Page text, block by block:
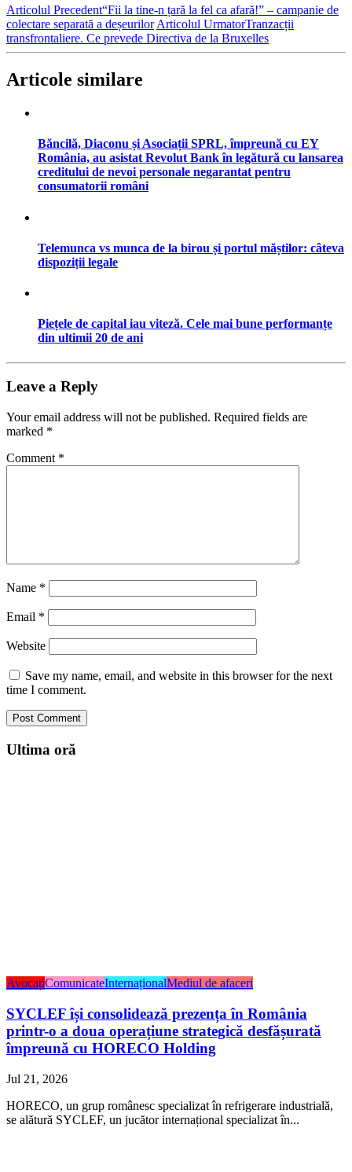
Articolul Precedent“Fii la tine-n țară la fel ca afară!” – campanie de
colectare separată a deșeurilor Articolul UrmatorTranzacții
transfrontaliere. Ce prevede Directiva de la Bruxelles
Articole similare
Băncilă, Diaconu și Asociații SPRL, împreună cu EY
România, au asistat Revolut Bank în legătură cu lansarea
creditului de nevoi personale negarantat pentru
consumatorii români
Telemunca vs munca de la birou și portul măștilor: câteva
dispoziții legale
Piețele de capital iau viteză. Cele mai bune performanțe
din ultimii 20 de ani
Leave a Reply
Your email address will not be published. Required fields are
marked *
Comment *
Name *
Email *
Website
Save my name, email, and website in this browser for the next
time I comment.
Ultima oră
AvocațiComunicateInternaționalMediul de afaceri
SYCLEF își consolidează prezența în România
printr-o a doua operațiune strategică desfășurată
împreună cu HORECO Holding
Jul 21, 2026
HORECO, un grup românesc specializat în refrigerare industrială,
se alătură SYCLEF, un jucător internațional specializat în...